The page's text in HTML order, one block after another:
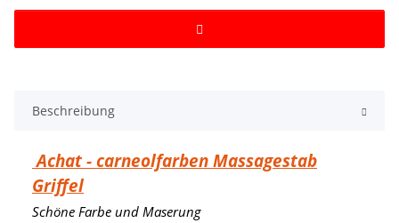
Beschreibung
Achat - carneolfarben Massagestab
Griffel
Schöne Farbe und Maserung